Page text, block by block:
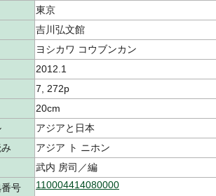
東京
吉川弘文館
ヨシカワ コウブンカン
2012.1
7, 272p
20cm
アジアと日本
アジア ト ニホン
武内 房司／編
号
110004414080000